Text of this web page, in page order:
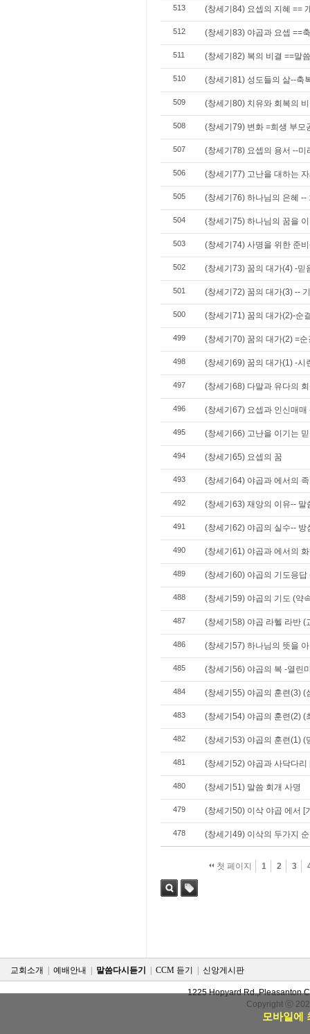
513 (창세기84) 요셉의 지혜 ==
512 (창세기83) 야곱과 요셉 ==
511 (창세기82) 복의 비결 ==말
510 (창세기81) 성도들의 삶--축
509 (창세기80) 치유와 회복의
508 (창세기79) 변화 =희생 부
507 (창세기78) 요셉의 용서 --
506 (창세기77) 고난을 대하는
505 (창세기76) 하나님의 은혜
504 (창세기75) 하나님의 꿈을
503 (창세기74) 사명을 위한 준
502 (창세기73) 꿈의 대가(4) -믿
501 (창세기72) 꿈의 대가(3) --
500 (창세기71) 꿈의 대가(2)-순
499 (창세기70) 꿈의 대가(2) =
498 (창세기69) 꿈의 대가(1) -시
497 (창세기68) 다말과 유다의
496 (창세기67) 요셉과 인신매매
495 (창세기66) 고난을 이기는
494 (창세기65) 요셉의 꿈
493 (창세기64) 야곱과 에서의
492 (창세기63) 재앙의 이유--
491 (창세기62) 야곱의 실수-- 방
490 (창세기61) 야곱과 에서의
489 (창세기60) 야곱의 기도응
488 (창세기59) 야곱의 기도 (약
487 (창세기58) 야곱 라헬 라반 (
486 (창세기57) 하나님의 뜻을
485 (창세기56) 야곱의 복 -열린
484 (창세기55) 야곱의 훈련(3) (
483 (창세기54) 야곱의 훈련(2) (
482 (창세기53) 야곱의 훈련(1) (
481 (창세기52) 야곱과 사닥다리
480 (창세기51) 말씀 회개 사명
479 (창세기50) 이삭 야곱 에서 [
478 (창세기49) 이삭의 두가지
첫 페이지 1 2 3
교회소개 예배안내 말씀다시듣기 CCM 듣기 신앙게시판
1225 Hopyard Rd.,Pleasanton
Copyright ⓒ
모바일에